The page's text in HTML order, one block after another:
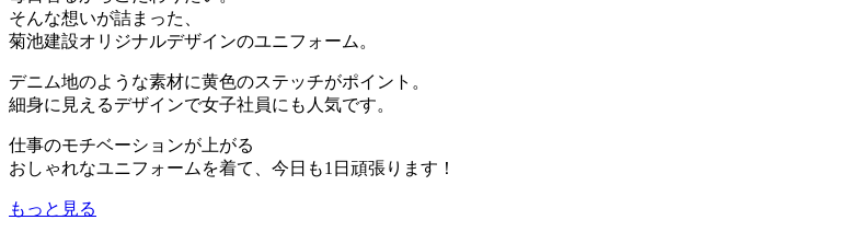
そんな想いが詰まった、
菊池建設オリジナルデザインのユニフォーム。
デニム地のような素材に黄色のステッチがポイント。
細身に見えるデザインで女子社員にも人気です。
仕事のモチベーションが上がる
おしゃれなユニフォームを着て、今日も1日頑張ります！
もっと見る